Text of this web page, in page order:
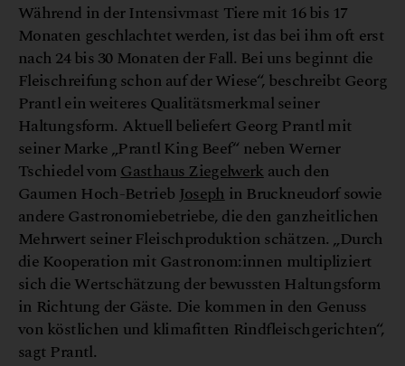
Während in der Intensivmast Tiere mit 16 bis 17
Monaten geschlachtet werden, ist das bei ihm oft erst
nach 24 bis 30 Monaten der Fall. Bei uns beginnt die
Fleischreifung schon auf der Wiese“, beschreibt Georg
Prantl ein weiteres Qualitätsmerkmal seiner
Haltungsform. Aktuell beliefert Georg Prantl mit
seiner Marke „Prantl King Beef“ neben Werner
Tschiedel vomGasthaus Ziegelwerkauch den
Gaumen Hoch-Betrieb Josephin Bruckneudorf sowie
andere Gastronomiebetriebe, die den ganzheitlichen
Mehrwert seiner Fleischproduktion schätzen. „Durch
die Kooperation mit Gastronom:innen multipliziert
sich die Wertschätzung der bewussten Haltungsform
in Richtung der Gäste. Die kommen in den Genuss
von köstlichen und klimafitten Rindfleischgerichten“,
sagt Prantl.